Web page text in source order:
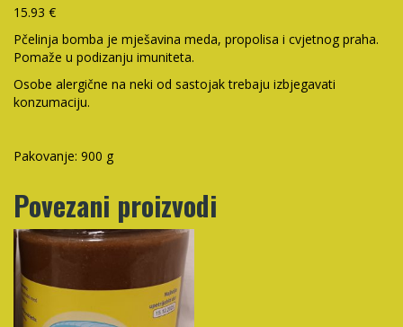
15.93 €
Pčelinja bomba je mješavina meda, propolisa i cvjetnog praha.
Pomaže u podizanju imuniteta.
Osobe alergične na neki od sastojak trebaju izbjegavati
konzumaciju.
Pakovanje: 900 g
Povezani proizvodi